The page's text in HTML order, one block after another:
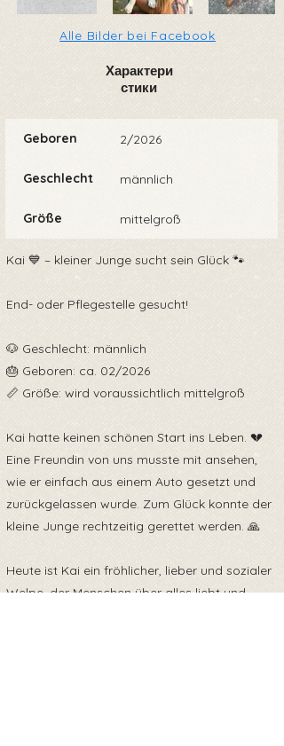
Alle Bilder bei Facebook
Характери
стики
Geboren 2/2026
Geschlecht männlich
Größe mittelgroß
Kai 💙 – kleiner Junge sucht sein Glück 🐾
End- oder Pflegestelle gesucht!
🐶 Geschlecht: männlich
🎂 Geboren: ca. 02/2026
📏 Größe: wird voraussichtlich mittelgroß
Kai hatte keinen schönen Start ins Leben. 💔
Eine Freundin von uns musste mit ansehen,
wie er einfach aus einem Auto gesetzt und
zurückgelassen wurde. Zum Glück konnte der
kleine Junge rechtzeitig gerettet werden. 🙏
Heute ist Kai ein fröhlicher, lieber und sozialer
Welpe, der Menschen über alles liebt und